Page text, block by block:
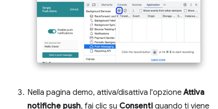
Nella pagina demo, attiva/disattiva l'opzioneAttiva
notifiche push, fai clic su Consenti quando ti viene